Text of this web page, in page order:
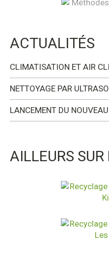
ACTUALITÉS
CLIMATISATION ET AIR
NETTOYAGE PAR
LANCEMENT DU
AILLEURS SUR